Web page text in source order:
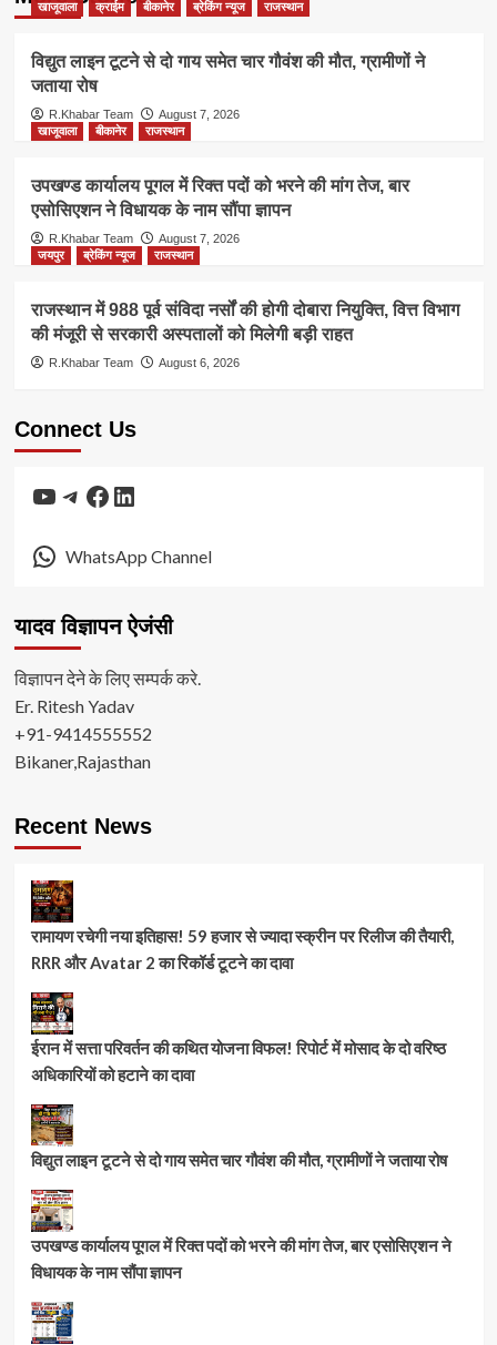
खाजूवाला क्राईम बीकानेर ब्रेकिंग न्यूज राजस्थान
विद्युत लाइन टूटने से दो गाय समेत चार गौवंश की मौत, ग्रामीणों ने
जताया रोष
R.Khabar Team
August 7, 2026
खाजूवाला
बीकानेर राजस्थान
उपखण्ड कार्यालय पूगल में रिक्त पदों को भरने की मांग तेज, बार
एसोसिएशन ने विधायक के नाम सौंपा ज्ञापन
R.Khabar Team
August 7, 2026
जयपुर
ब्रेकिंग न्यूज राजस्थान
राजस्थान में 988 पूर्व संविदा नर्सों की होगी दोबारा नियुक्ति, वित्त विभाग
की मंजूरी से सरकारी अस्पतालों को मिलेगी बड़ी राहत
R.Khabar Team August 6, 2026
Connect Us
YouTube
Telegram
Facebook
LinkedIn
WhatsApp Channel
यादव विज्ञापन ऐजंसी
विज्ञापन देने के लिए सम्पर्क करे.
Er. Ritesh Yadav
+91-9414555552
Bikaner,Rajasthan
Recent News
रामायण रचेगी नया इतिहास! 59 हजार से ज्यादा स्क्रीन पर रिलीज की तैयारी,
RRR और Avatar 2 का रिकॉर्ड टूटने का दावा
ईरान में सत्ता परिवर्तन की कथित योजना विफल! रिपोर्ट में मोसाद के दो वरिष्ठ
अधिकारियों को हटाने का दावा
विद्युत लाइन टूटने से दो गाय समेत चार गौवंश की मौत, ग्रामीणों ने जताया रोष
उपखण्ड कार्यालय पूगल में रिक्त पदों को भरने की मांग तेज, बार एसोसिएशन ने
विधायक के नाम सौंपा ज्ञापन